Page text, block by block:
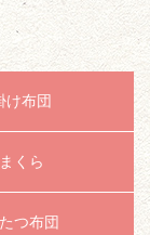
け布団
まくら
つ布団